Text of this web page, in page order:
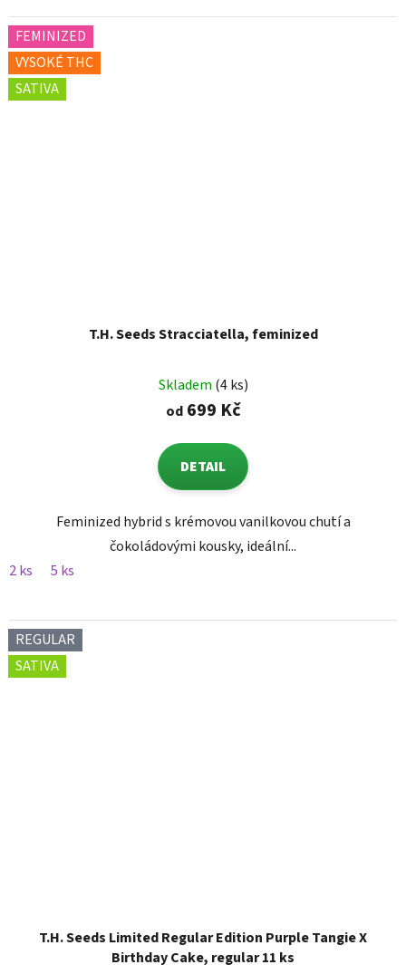
FEMINIZED
VYSOKÉ THC
SATIVA
T.H. Seeds Stracciatella, feminized
Skladem (4 ks)
od699 Kč
DETAIL
Feminized hybrid s krémovou vanilkovou chutí a
čokoládovými kousky, ideální...
2 ks
5 ks
REGULAR
SATIVA
T.H. Seeds Limited Regular Edition Purple Tangie X
Birthday Cake, regular 11 ks